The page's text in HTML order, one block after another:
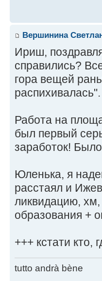
Вершинина
Ириш,
справились?
гора вещей
распихивалась".
Работа на
был первый
заработок!
Юленька, я
расстаял и
ликвидацию,
образования +
+++ кстати кто,
tutto andrà bène